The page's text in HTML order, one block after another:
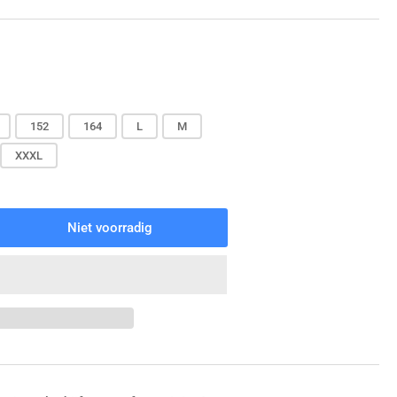
152 164 L M
XXXL
Niet voorradig